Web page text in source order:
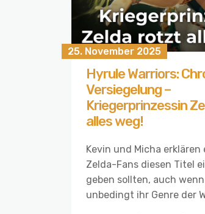
25. November 2025
Hyrule Warriors:
Versiegelung –
Kriegerprinzessin
alles weg!
Kevin und Micha erklären
Zelda-Fans diesen Titel
geben sollten, auch
unbedingt ihr Genre der